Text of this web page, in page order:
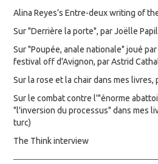
Alina Reyes’s Entre-deux writing of
Sur "Derrière la porte", par Joëlle
Sur "Poupée, anale nationale" joué
festival off d'Avignon, par Astrid
Sur la rose et la chair dans mes livres,
Sur le combat contre l'"énorme
"l'inversion du processus" dans mes
turc)
The Think interview